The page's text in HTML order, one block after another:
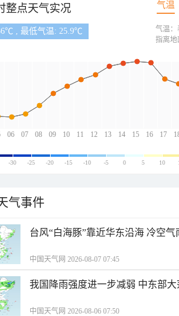
整点天气实况 气温
, 最低气温: 25.9℃
06 07 08 09 10 11 12 13 14 15 16 17
气温：
指离地
-30 -25 -20 -15 -10 -5 0 5 10
气事件
台风“白海豚”靠近华东沿海 冷空
中国天气网 2026-08-07 07:45
我国降雨强度进一步减弱 中东部
中国天气网 2026-08-06 07:50